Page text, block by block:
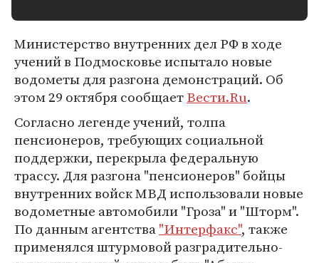
Министерство внутренних дел РФ в ходе
учений в Подмосковье испытало новые
водометы для разгона демонстраций. Об
этом 29 октября сообщаетВести.Ru.
Согласно легенде учений, толпа
пенсионеров, требующих социальной
поддержки, перекрыла федеральную
трассу. Для разгона "пенсионеров" бойцы
внутренних войск МВД использовали новые
водометные автомобили "Гроза" и "Шторм".
По данным агентства"Интерфакс", также
применялся штурмовой разградительно-